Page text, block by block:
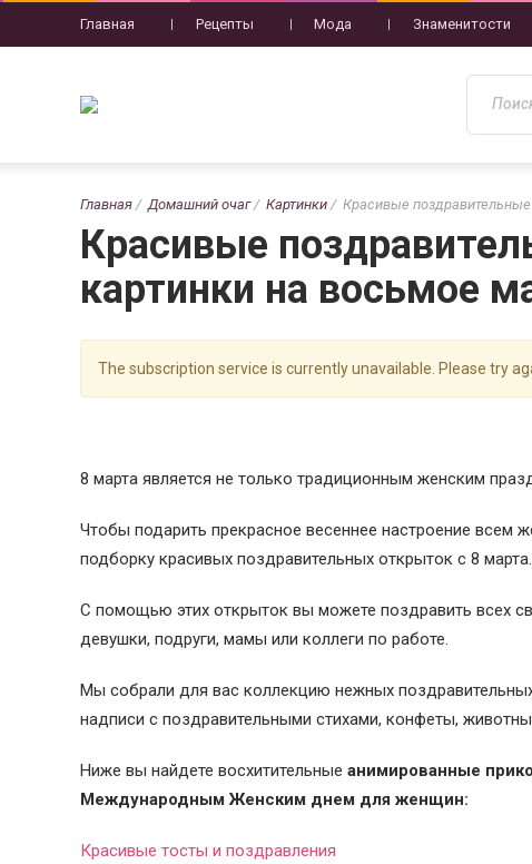
Главная Рецепты Мода Знаменитости
Главная Домашний очаг Картинки Красивые
Красивые
картинки на восьмое
The subscription service is currently unavailable. Please try
8 марта является не только традиционным женским
Чтобы подарить прекрасное весеннее настроение всем
подборку красивых поздравительных открыток с 8 марта.
С помощью этих открыток вы можете поздравить всех
девушки, подруги, мамы или коллеги по работе.
Мы собрали для вас коллекцию нежных
надписи с поздравительными стихами, конфеты,
Ниже вы найдете восхитительные анимированные
Международным Женским днем для женщин:
Красивые тосты и поздравления